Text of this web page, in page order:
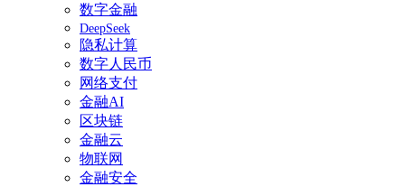
数字金融
DeepSeek
隐私计算
数字人民币
网络支付
金融AI
区块链
金融云
物联网
金融安全